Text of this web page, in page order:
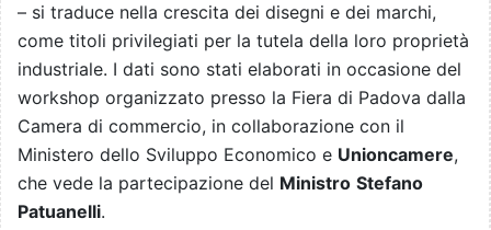
– si traduce nella crescita dei disegni e dei marchi,
come titoli privilegiati per la tutela della loro proprietà
industriale. I dati sono stati elaborati in occasione del
workshop organizzato presso la Fiera di Padova dalla
Camera di commercio, in collaborazione con il
Ministero dello Sviluppo Economico e Unioncamere,
che vede la partecipazione del Ministro Stefano
Patuanelli.